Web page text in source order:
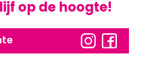
op de hoogte!